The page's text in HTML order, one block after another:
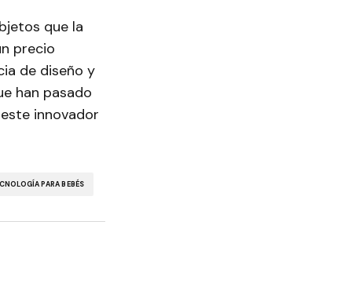
que la
precio
de diseño y
han pasado
innovador
PARA BEBÉS